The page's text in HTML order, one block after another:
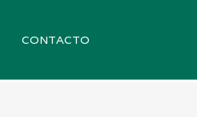
CONTACTO